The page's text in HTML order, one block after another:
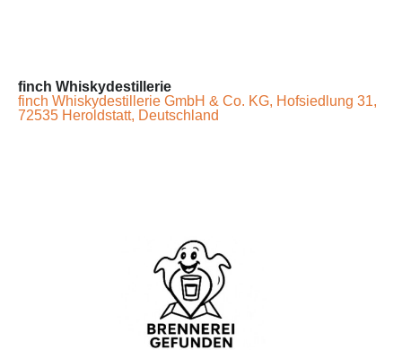
finch Whiskydestillerie
finch Whiskydestillerie GmbH & Co. KG, Hofsiedlung 31,
72535 Heroldstatt, Deutschland